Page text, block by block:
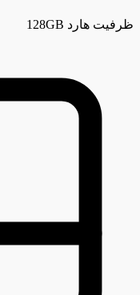
ظرفیت هارد 128GB